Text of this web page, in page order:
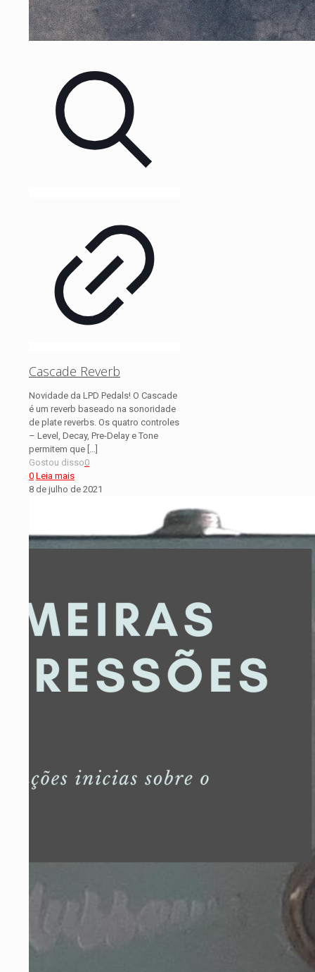
Cascade Reverb
Novidade da LPD Pedals! O Cascade
é um reverb baseado na sonoridade
de plate reverbs. Os quatro controles
– Level, Decay, Pre-Delay e Tone
permitem que
Gostou disso0
0 Leia mais
8 de julho de 2021